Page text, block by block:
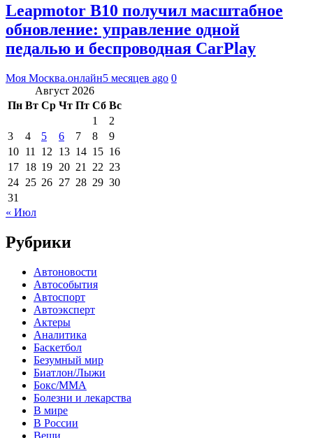
Leapmotor B10 получил масштабное
обновление: управление одной
педалью и беспроводная CarPlay
Моя Москва.онлайн5 месяцев ago 0
Август 2026
Пн Вт Ср Чт Пт Сб Вс
1
2
3
4 5 6 7 8
9
10 11 12 13 14 15 16
17 18 19 20 21 22 23
24 25 26 27 28 29 30
31
« Июл
Рубрики
Автоновости
Автособытия
Автоспорт
Автоэксперт
Актеры
Аналитика
Баскетбол
Безумный мир
Биатлон/Лыжи
Бокс/MMA
Болезни и лекарства
В мире
В России
Вещи